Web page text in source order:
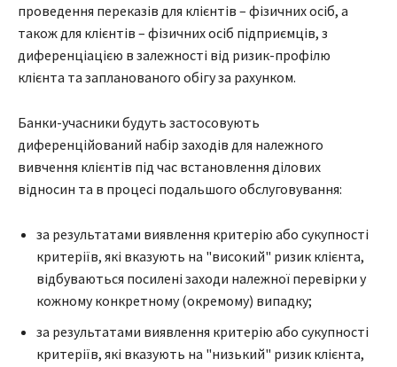
проведення переказів для клієнтів – фізичних осіб, а
також для клієнтів – фізичних осіб підприємців, з
диференціацією в залежності від ризик-профілю
клієнта та запланованого обігу за рахунком.
Банки-учасники будуть застосовують
диференційований набір заходів для належного
вивчення клієнтів під час встановлення ділових
відносин та в процесі подальшого обслуговування:
за результатами виявлення критерію або сукупності
критеріїв, які вказують на "високий" ризик клієнта,
відбуваються посилені заходи належної перевірки у
кожному конкретному (окремому) випадку;
за результатами виявлення критерію або сукупності
критеріїв, які вказують на "низький" ризик клієнта,